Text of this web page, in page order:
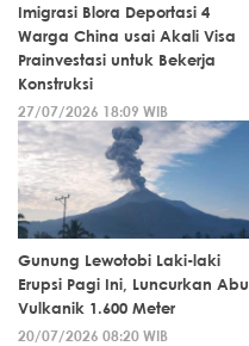
Imigrasi Blora Deportasi 4
Warga China usai Akali Visa
Prainvestasi untuk Bekerja
Konstruksi
27/07/2026 18:09 WIB
Gunung Lewotobi Laki-laki
Erupsi Pagi Ini, Luncurkan Abu
Vulkanik 1.600 Meter
20/07/2026 08:20 WIB